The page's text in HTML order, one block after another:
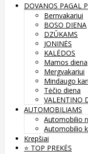
DOVANOS PAGAL
Bernvakariui
BOSO DIENA
DZŪKAMS
JONINĖS
KALĖDOS
Mamos diena
Mergvakariui
Mindaugo
Tėčio diena
VALENTINO
AUTOMOBILIAMS
Automobilio
Automobilio
Krepšiai
⭐️ TOP PREKĖS